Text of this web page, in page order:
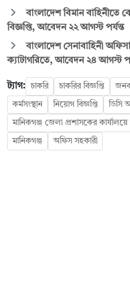
বাংলাদেশ বিমান
বিজ্ঞপ্তি, আবেদন ২২ আগস্ট পর্যন্ত
বাংলাদেশ সেনাবাহিনী
ক্যাটাগরিতে, আবেদন ২৪ আগস্ট
ট্যাগ: চাকরি চাকরির বিজ্ঞপ্তি
কর্মসংস্থান নিয়োগ বিজ্ঞপ্তি ডিসি
মানিকগঞ্জ জেলা প্রশাসকের কার্যালয়ে
মানিকগঞ্জ অফিস সহকারী